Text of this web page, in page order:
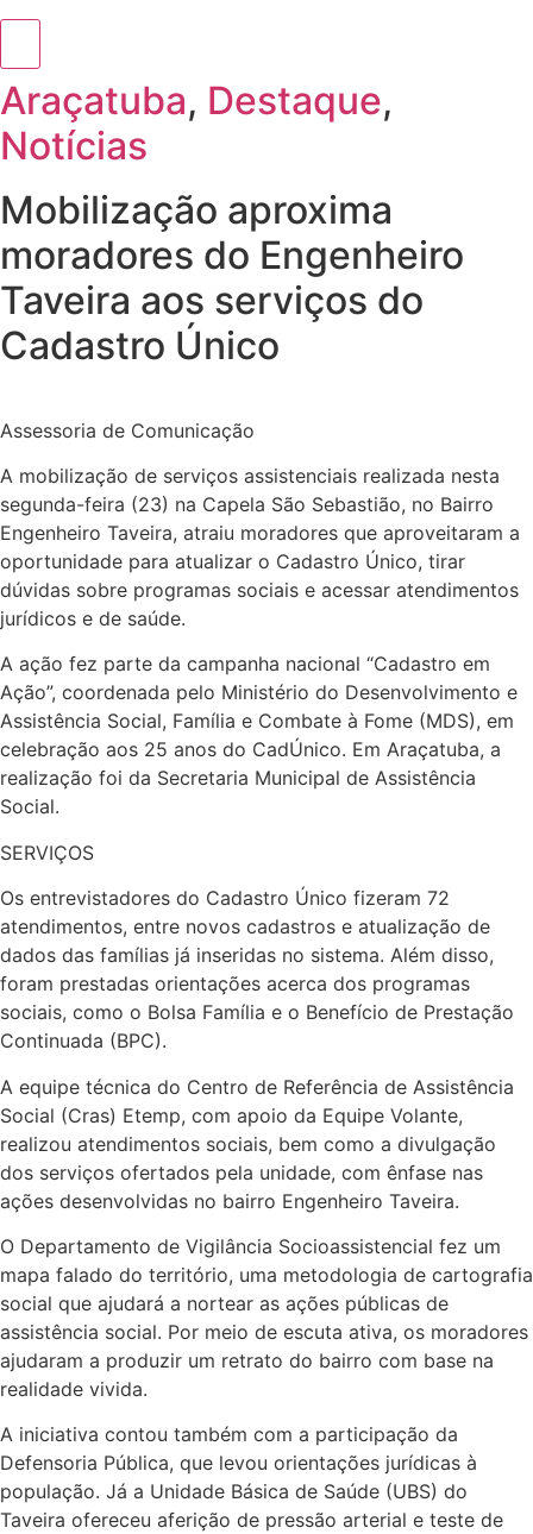
Araçatuba, Destaque,
Notícias
Mobilização aproxima
moradores do Engenheiro
Taveira aos serviços do
Cadastro Único
Assessoria de Comunicação
A mobilização de serviços assistenciais realizada nesta
segunda-feira (23) na Capela São Sebastião, no Bairro
Engenheiro Taveira, atraiu moradores que aproveitaram a
oportunidade para atualizar o Cadastro Único, tirar
dúvidas sobre programas sociais e acessar atendimentos
jurídicos e de saúde.
A ação fez parte da campanha nacional “Cadastro em
Ação”, coordenada pelo Ministério do Desenvolvimento e
Assistência Social, Família e Combate à Fome (MDS), em
celebração aos 25 anos do CadÚnico. Em Araçatuba, a
realização foi da Secretaria Municipal de Assistência
Social.
SERVIÇOS
Os entrevistadores do Cadastro Único fizeram 72
atendimentos, entre novos cadastros e atualização de
dados das famílias já inseridas no sistema. Além disso,
foram prestadas orientações acerca dos programas
sociais, como o Bolsa Família e o Benefício de Prestação
Continuada (BPC).
A equipe técnica do Centro de Referência de Assistência
Social (Cras) Etemp, com apoio da Equipe Volante,
realizou atendimentos sociais, bem como a divulgação
dos serviços ofertados pela unidade, com ênfase nas
ações desenvolvidas no bairro Engenheiro Taveira.
O Departamento de Vigilância Socioassistencial fez um
mapa falado do território, uma metodologia de cartografia
social que ajudará a nortear as ações públicas de
assistência social. Por meio de escuta ativa, os moradores
ajudaram a produzir um retrato do bairro com base na
realidade vivida.
A iniciativa contou também com a participação da
Defensoria Pública, que levou orientações jurídicas à
população. Já a Unidade Básica de Saúde (UBS) do
Taveira ofereceu aferição de pressão arterial e teste de